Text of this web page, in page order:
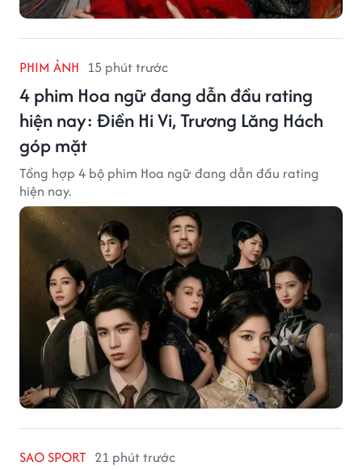
PHIM ẢNH 15 phút trước
4 phim Hoa ngữ đang dẫn đầu rating
hiện nay: Điền Hi Vi, Trương Lăng Hách
góp mặt
Tổng hợp 4 bộ phim Hoa ngữ đang dẫn đầu rating
hiện nay.
SAO SPORT 21 phút trước